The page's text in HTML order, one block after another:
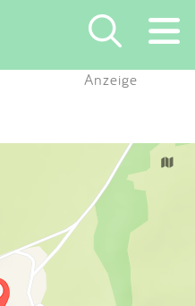
×
Anzeige